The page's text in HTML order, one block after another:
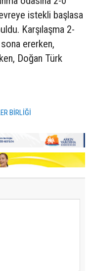
istekli başlasa
Karşılaşma 2-
ererken,
Doğan Türk
BİRLİĞİ